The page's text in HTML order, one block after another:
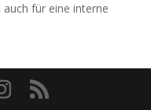
für eine interne